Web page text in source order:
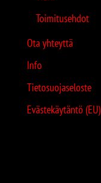
Toimitusehdot
Ota yhteyttä
Info
Tietosuojaseloste
Evästekäytäntö (EU)